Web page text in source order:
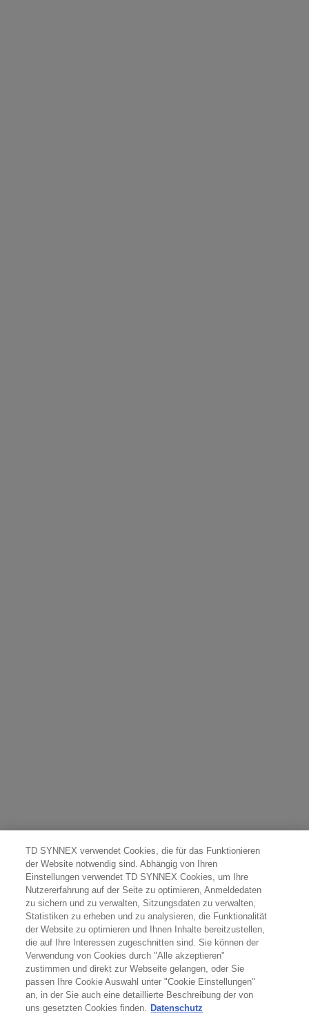
TD SYNNEX verwendet Cookies, die für das Funktionieren
der Website notwendig sind. Abhängig von Ihren
Einstellungen verwendet TD SYNNEX Cookies, um Ihre
Nutzererfahrung auf der Seite zu optimieren, Anmeldedaten
zu sichern und zu verwalten, Sitzungsdaten zu verwalten,
Statistiken zu erheben und zu analysieren, die Funktionalität
der Website zu optimieren und Ihnen Inhalte bereitzustellen,
die auf Ihre Interessen zugeschnitten sind. Sie können der
Verwendung von Cookies durch "Alle akzeptieren"
zustimmen und direkt zur Webseite gelangen, oder Sie
passen Ihre Cookie Auswahl unter "Cookie Einstellungen"
an, in der Sie auch eine detaillierte Beschreibung der von
uns gesetzten Cookies finden. Datenschutz